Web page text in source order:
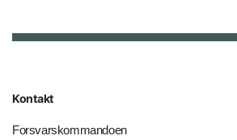
Kontakt
Forsvarskommandoen